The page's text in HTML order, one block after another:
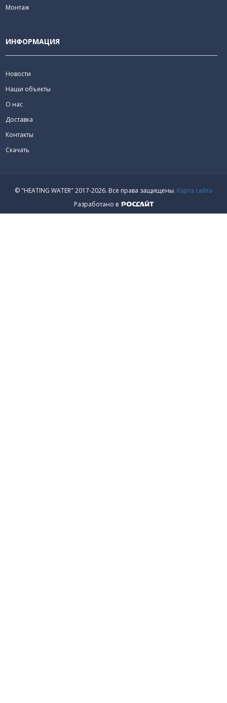
Монтаж
ИНФОРМАЦИЯ
Новости
Наши объекты
О нас
Доставка
Контакты
Скачать
© "HEATING WATER" 2017-2026. Все права защищены. Карта сайта
Разработано в